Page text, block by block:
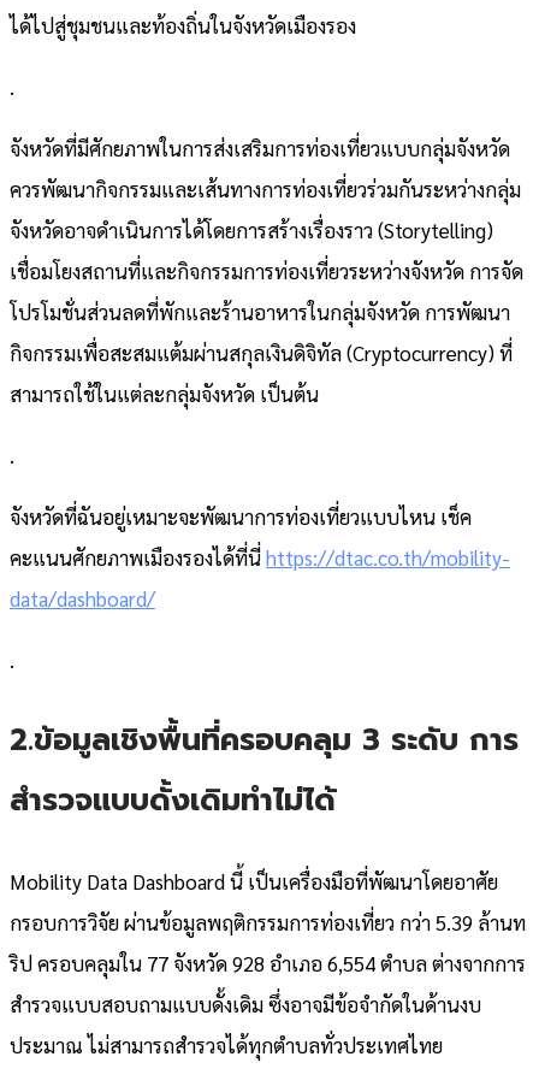
ได้ไปสู่ชุมชนและท้องถิ่นในจังหวัดเมืองรอง
.
จังหวัดที่มีศักยภาพในการส่งเสริมการท่องเที่ยวแบบกลุ่มจังหวัด
ควรพัฒนากิจกรรมและเส้นทางการท่องเที่ยวร่วมกันระหว่างกลุ่ม
จังหวัดอาจดำเนินการได้โดยการสร้างเรื่องราว (Storytelling)
เชื่อมโยงสถานที่และกิจกรรมการท่องเที่ยวระหว่างจังหวัด การจัด
โปรโมชั่นส่วนลดที่พักและร้านอาหารในกลุ่มจังหวัด การพัฒนา
กิจกรรมเพื่อสะสมแต้มผ่านสกุลเงินดิจิทัล (Cryptocurrency) ที่
สามารถใช้ในแต่ละกลุ่มจังหวัด เป็นต้น
.
จังหวัดที่ฉันอยู่เหมาะจะพัฒนาการท่องเที่ยวแบบไหน เช็ค
คะแนนศักยภาพเมืองรองได้ที่นี่https://dtac.co.th/mobility-
data/dashboard/
.
2.ข้อมูลเชิงพื้นที่ครอบคลุม 3 ระดับ การ
สำรวจแบบดั้งเดิมทำไม่ได้
Mobility Data Dashboard นี้ เป็นเครื่องมือที่พัฒนาโดยอาศัย
กรอบการวิจัย ผ่านข้อมูลพฤติกรรมการท่องเที่ยว กว่า 5.39 ล้านท
ริป ครอบคลุมใน 77 จังหวัด 928 อำเภอ 6,554 ตำบล ต่างจากการ
สำรวจแบบสอบถามแบบดั้งเดิม ซึ่งอาจมีข้อจำกัดในด้านงบ
ประมาณ ไม่สามารถสำรวจได้ทุกตำบลทั่วประเทศไทย